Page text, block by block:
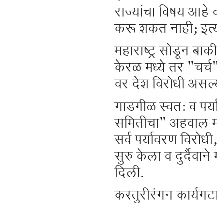
राज्यांचा विषय आहे
करू शकत नाही;
महाराष्ट्र सोडून
केरळ मध्ये तर "चर्च"
वर देश विरोधी
गाडगीळ स्वत: व
समितीचा" अहवाल
सर्व पर्यावरण
सुरु केला व दुर्दैवाने
दिली.
कस्तुरीरंगन